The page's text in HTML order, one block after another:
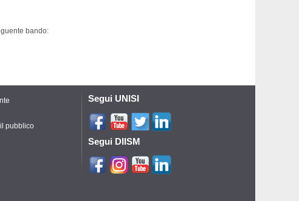
bando:
pubblico
Segui UNISI
Segui DIISM